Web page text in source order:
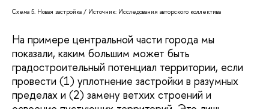
Схема 5. Новая застройка / Источник: Исследования авторского коллектива
На примере центральной части города мы
показали, каким большим может быть
градостроительный потенциал территории, если
провести (1) уплотнение застройки в разумных
пределах и (2) замену ветхих строений и